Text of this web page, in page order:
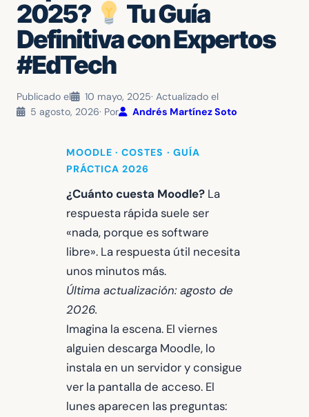
2025?
Tu Guía
Definitiva con Expertos
#EdTech
Publicado el 10 mayo, 2025· Actualizado el
5 agosto, 2026· Por Andrés Martínez Soto
MOODLE · COSTES · GUÍA
PRÁCTICA 2026
¿Cuánto cuesta Moodle?La
respuesta rápida suele ser
«nada, porque es software
libre». La respuesta útil necesita
unos minutos más.
Última actualización: agosto de
2026.
Imagina la escena. El viernes
alguien descarga Moodle, lo
instala en un servidor y consigue
ver la pantalla de acceso. El
lunes aparecen las preguntas: